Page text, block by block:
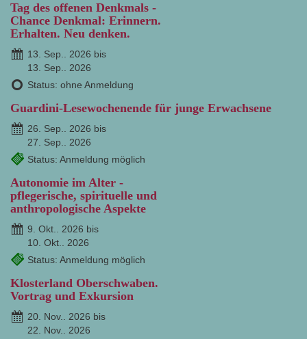
Tag des offenen Denkmals -
Chance Denkmal: Erinnern.
Erhalten. Neu denken.
13. Sep.. 2026 bis
13. Sep.. 2026
Status: ohne Anmeldung
Guardini-Lesewochenende für junge Erwachsene
26. Sep.. 2026 bis
27. Sep.. 2026
Status: Anmeldung möglich
Autonomie im Alter -
pflegerische, spirituelle und
anthropologische Aspekte
9. Okt.. 2026 bis
10. Okt.. 2026
Status: Anmeldung möglich
Klosterland Oberschwaben.
Vortrag und Exkursion
20. Nov.. 2026 bis
22. Nov.. 2026